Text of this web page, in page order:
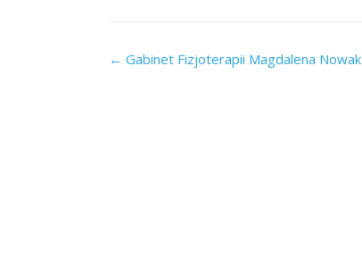
Post
← Gabinet Fizjoterapii Magdalena Nowak